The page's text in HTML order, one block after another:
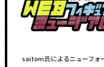
saitom氏によるニューフォ